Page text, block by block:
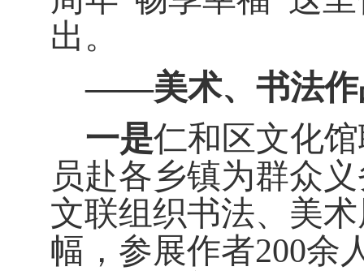
出。
——美术、书法作
一是仁和区文化
员赴各乡镇为群众
文联组织书法、美
幅，参展作者200余